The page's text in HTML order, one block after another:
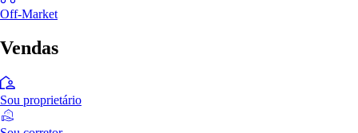
Off-Market
Vendas
Sou proprietário